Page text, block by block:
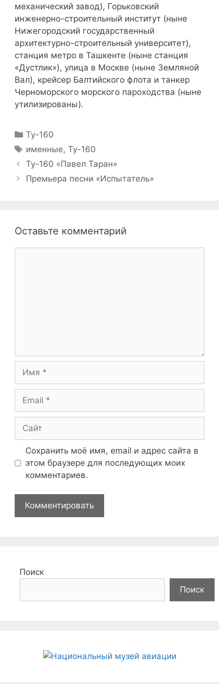
механический завод), Горьковский
инженерно-строительный институт (ныне
Нижегородский государственный
архитектурно-строительный университет),
станция метро в Ташкенте (ныне станция
«Дустлик»), улица в Москве (ныне Земляной
Вал), крейсер Балтийского флота и танкер
Черноморского морского пароходства (ныне
утилизированы).
Рубрики
Ту-160
Метки
именные,Ту-160
Ту-160 «Павел Таран»
Премьера песни «Испытатель»
Оставьте комментарий
Имя
Email
Сайт
Сохранить моё имя, email и адрес сайта в
этом браузере для последующих моих
комментариев.
Поиск
Поиск